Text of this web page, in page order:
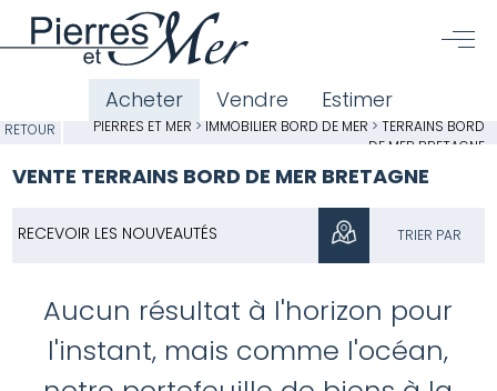
Acheter Vendre Estimer
RETOUR PIERRES ET MER > IMMOBILIER BORD DE MER > TERRAINS BORD
DE MER BRETAGNE
VENTE TERRAINS BORD DE MER BRETAGNE
TRIER PAR
RECEVOIR LES NOUVEAUTÉS
Aucun résultat à l'horizon pour
l'instant, mais comme l'océan,